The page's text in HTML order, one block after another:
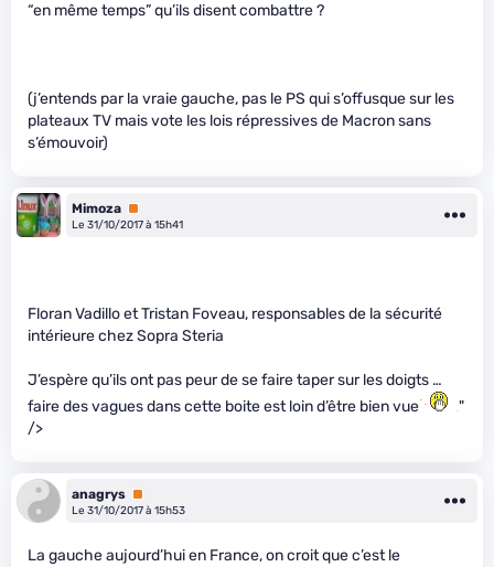
“en même temps” qu’ils disent combattre ?
(j’entends par la vraie gauche, pas le PS qui s’offusque sur les
plateaux TV mais vote les lois répressives de Macron sans
s’émouvoir)
Mimoza Premium
Le 31/10/2017 à 15h41
Floran Vadillo et Tristan Foveau, responsables de la sécurité
intérieure chez Sopra Steria
J’espère qu’ils ont pas peur de se faire taper sur les doigts …
faire des vagues dans cette boite est loin d’être bien vue
"
/>
anagrys Premium
Le 31/10/2017 à 15h53
La gauche aujourd’hui en France, on croit que c’est le